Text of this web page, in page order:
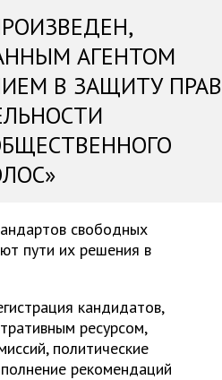
АГЕНТОМ
В ЗАЩИТУ ПРАВ
свободных
пути их решения в
кандидатов,
ресурсом,
политические
рекомендаций